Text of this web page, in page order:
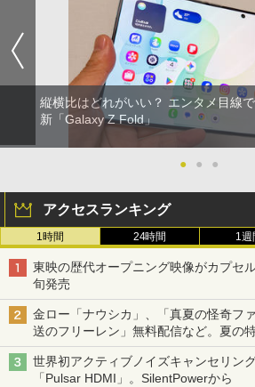
縦横比はどれがいい？ エンタメ目線
新「Galaxy Z Fold」
● ● ●
アクセスランキング
1時間 24時間 1週
東映の歴代オープニング映像がカプセ
旬発売
金ロー「ナウシカ」、「真夏の怪奇フ
送のフリーレン」無料配信など。夏の
世界初アクティブノイズキャンセリン
「Pulsar HDMI」。SilentPowerから